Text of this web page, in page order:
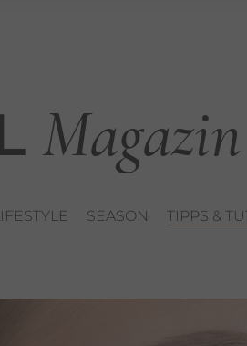
Magazin
SEASON TIPPS &